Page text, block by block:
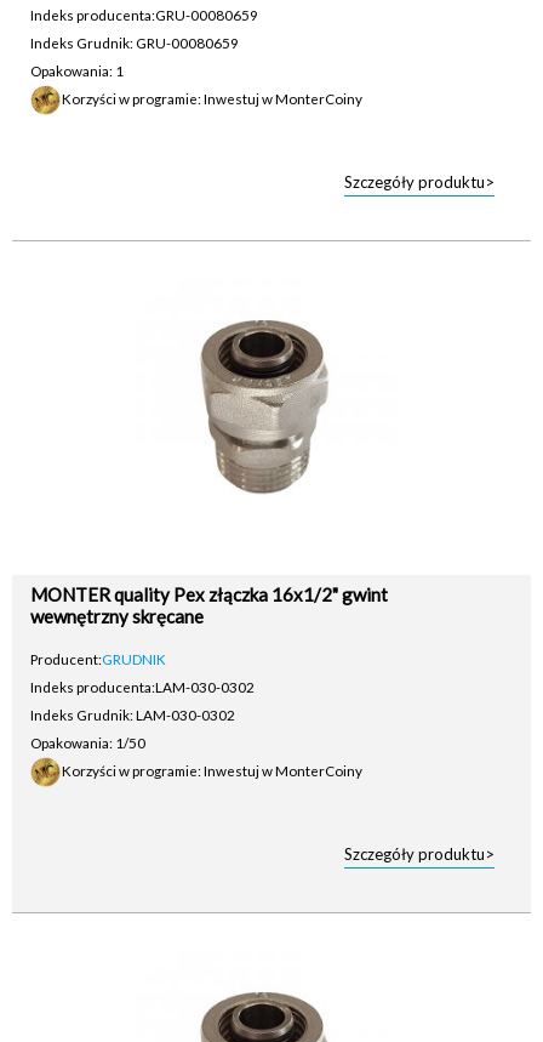
Indeks producenta:GRU-00080659
Indeks Grudnik: GRU-00080659
Opakowania: 1
Korzyści w programie: Inwestuj w MonterCoiny
Szczegóły produktu>
MONTER quality Pex złączka 16x1/2" gwint
wewnętrzny skręcane
Producent:GRUDNIK
Indeks producenta:LAM-030-0302
Indeks Grudnik: LAM-030-0302
Opakowania: 1/50
Korzyści w programie: Inwestuj w MonterCoiny
Szczegóły produktu>